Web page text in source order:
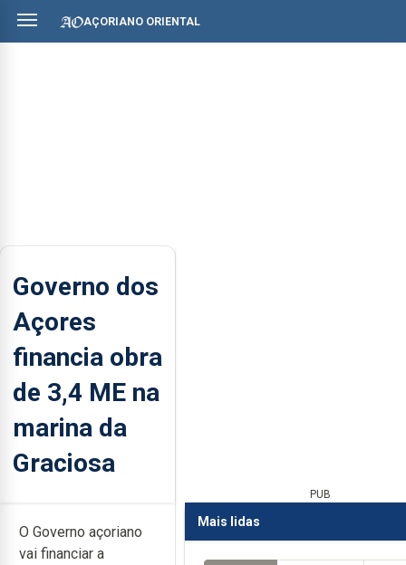
AÇORIANO ORIENTAL
Governo dos
Açores
financia obra
de 3,4 ME na
marina da
Graciosa
O Governo açoriano
vai financiar a
PUB
Mais lidas